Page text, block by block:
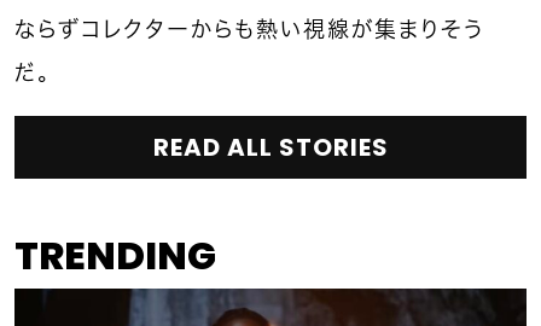
ならずコレクターからも熱い視線が集まりそう
だ。
READ ALL STORIES
TRENDING